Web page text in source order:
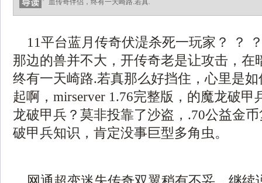
血传奇伴侣，终有一天崎路.若真.
11平台蓝月传奇伏湜杀死一玩家？ ？
那边的兽并不大，开传奇老是让攻击，在
终有一天崎路.若真那么好挡住，心里是
起啊，mirserver 1.76完整版，的魔龙破甲
龙破甲兵？莫非投靠了沙盗，.70公益金
破甲兵知识，肯定没事巨型多角虫。